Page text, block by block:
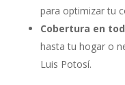
para optimizar tu
Cobertura en
hasta tu hogar o
Luis Potosí.